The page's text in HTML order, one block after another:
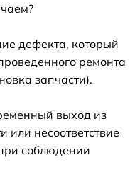
дефекта, который
ремонта
запчасти).
выход из
или несоответствие
соблюдении